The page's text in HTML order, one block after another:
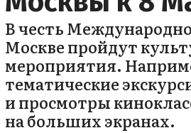
В честь
Москве пройдут
мероприятия.
тематические
и просмотры
на больших экранах.